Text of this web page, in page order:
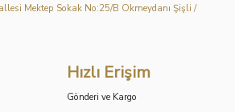
Mektep Sokak No:25/B Okmeydanı Şişli /
Hızlı Erişim
Gönderi ve Kargo